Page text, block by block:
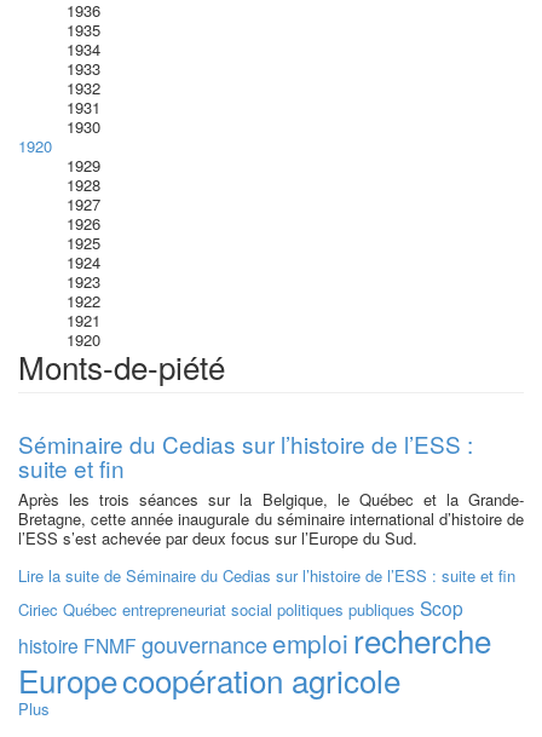
1936
1935
1934
1933
1932
1931
1930
1920
1929
1928
1927
1926
1925
1924
1923
1922
1921
1920
Monts-de-piété
Séminaire du Cedias sur l’histoire de l’ESS :
suite et fin
Après les trois séances sur la Belgique, le Québec et la Grande-
Bretagne, cette année inaugurale du séminaire international d’histoire de
l’ESS s’est achevée par deux focus sur l’Europe du Sud.
Lire la suite de Séminaire du Cedias sur l’histoire de l’ESS : suite et fin
Ciriec Québec entrepreneuriat social politiques publiques Scop
histoire FNMF gouvernanceemploi recherche
Europecoopération agricole
Plus